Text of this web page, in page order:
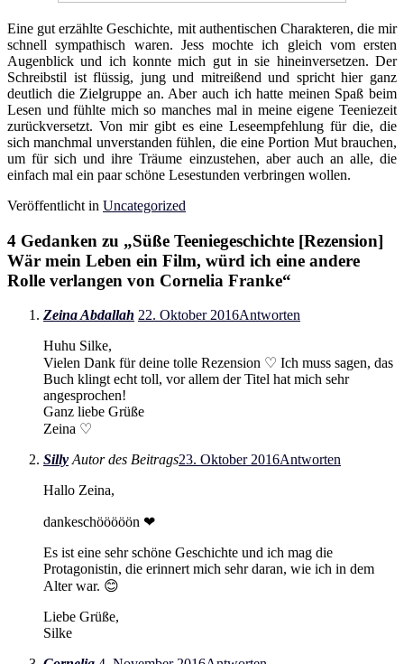
Eine gut erzählte Geschichte, mit authentischen Charakteren, die mir
schnell sympathisch waren. Jess mochte ich gleich vom ersten
Augenblick und ich konnte mich gut in sie hineinversetzen. Der
Schreibstil ist flüssig, jung und mitreißend und spricht hier ganz
deutlich die Zielgruppe an. Aber auch ich hatte meinen Spaß beim
Lesen und fühlte mich so manches mal in meine eigene Teeniezeit
zurückversetzt. Von mir gibt es eine Leseempfehlung für die, die
sich manchmal unverstanden fühlen, die eine Portion Mut brauchen,
um für sich und ihre Träume einzustehen, aber auch an alle, die
einfach mal ein paar schöne Lesestunden verbringen wollen.
Veröffentlicht in Uncategorized
4 Gedanken zu „Süße Teeniegeschichte [Rezension]
Wär mein Leben ein Film, würd ich eine andere
Rolle verlangen von Cornelia Franke“
Zeina Abdallah 22. Oktober 2016Antworten
Huhu Silke,
Vielen Dank für deine tolle Rezension ♡ Ich muss sagen, das
Buch klingt echt toll, vor allem der Titel hat mich sehr
angesprochen!
Ganz liebe Grüße
Zeina ♡
Silly Autor des Beitrags23. Oktober 2016Antworten
Hallo Zeina,
dankeschööööön ❤
Es ist eine sehr schöne Geschichte und ich mag die
Protagonistin, die erinnert mich sehr daran, wie ich in dem
Alter war. 😊
Liebe Grüße,
Silke